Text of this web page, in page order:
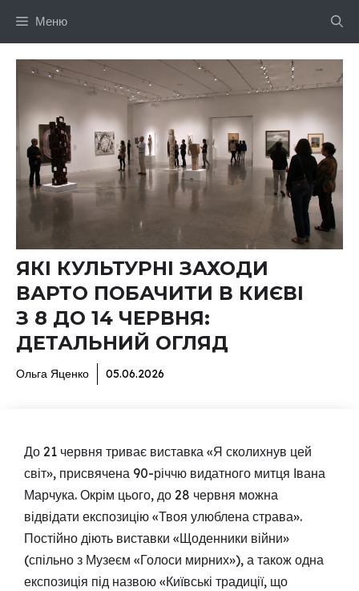
Меню
ЯКІ КУЛЬТУРНІ ЗАХОДИ
ВАРТО ПОБАЧИТИ В КИЄВІ
З 8 ДО 14 ЧЕРВНЯ:
ДЕТАЛЬНИЙ ОГЛЯД
Ольга Яценко 05.06.2026
До 21 червня триває виставка «Я сколихнув цей
світ», присвячена 90-річчю видатного митця Івана
Марчука. Окрім цього, до 28 червня можна
відвідати експозицію «Твоя улюблена страва».
Постійно діють виставки «Щоденники війни»
(спільно з Музеєм «Голоси мирних»), а також одна
експозиція під назвою «Київські традиції, що